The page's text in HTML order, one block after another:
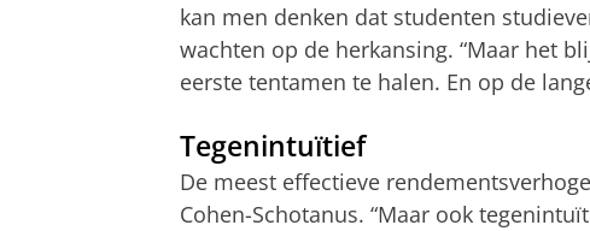
kan men denken dat studenten
wachten op de herkansing. “Maar het
eerste tentamen te halen. En op de
Tegenintuïtief
De meest effectieve
Cohen-Schotanus. “Maar ook